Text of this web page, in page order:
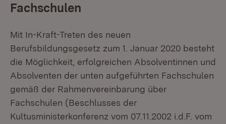
Fachschulen
Mit In-Kraft-Treten des neuen
Berufsbildungsgesetz zum 1. Januar 2020 besteht
die Möglichkeit, erfolgreichen Absolventinnen und
Absolventen der unten aufgeführten Fachschulen
gemäß der Rahmenvereinbarung über
Fachschulen (Beschlusses der
Kultusministerkonferenz vom 07.11.2002 i.d.F. vom